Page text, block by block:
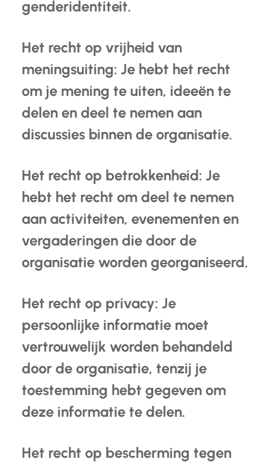
genderidentiteit.
Het recht op vrijheid van
meningsuiting: Je hebt het recht
om je mening te uiten, ideeën te
delen en deel te nemen aan
discussies binnen de organisatie.
Het recht op betrokkenheid: Je
hebt het recht om deel te nemen
aan activiteiten, evenementen en
vergaderingen die door de
organisatie worden georganiseerd.
Het recht op privacy: Je
persoonlijke informatie moet
vertrouwelijk worden behandeld
door de organisatie, tenzij je
toestemming hebt gegeven om
deze informatie te delen.
Het recht op bescherming tegen